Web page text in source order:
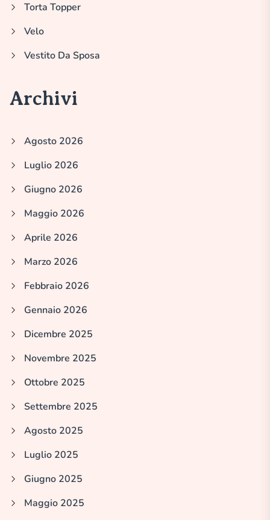
Torta Topper
Velo
Vestito Da Sposa
Archivi
Agosto 2026
Luglio 2026
Giugno 2026
Maggio 2026
Aprile 2026
Marzo 2026
Febbraio 2026
Gennaio 2026
Dicembre 2025
Novembre 2025
Ottobre 2025
Settembre 2025
Agosto 2025
Luglio 2025
Giugno 2025
Maggio 2025